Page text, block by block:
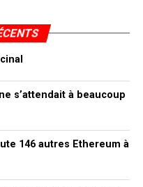
s’attendait à beaucoup
146 autres Ethereum à